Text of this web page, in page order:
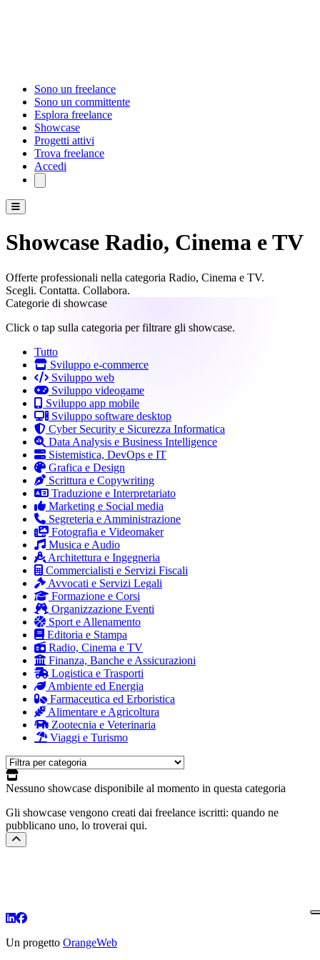
Sono un freelance
Sono un committente
Esplora freelance
Showcase
Progetti attivi
Trova freelance
Accedi
Showcase Radio, Cinema e TV
Offerte professionali nella categoria Radio, Cinema e TV.
Scegli. Contatta. Collabora.
Categorie di showcase
Click o tap sulla categoria per filtrare gli showcase.
Tutto
Sviluppo e-commerce
Sviluppo web
Sviluppo videogame
Sviluppo app mobile
Sviluppo software desktop
Cyber Security e Sicurezza Informatica
Data Analysis e Business Intelligence
Sistemistica, DevOps e IT
Grafica e Design
Scrittura e Copywriting
Traduzione e Interpretariato
Marketing e Social media
Segreteria e Amministrazione
Fotografia e Videomaker
Musica e Audio
Architettura e Ingegneria
Commercialisti e Servizi Fiscali
Avvocati e Servizi Legali
Formazione e Corsi
Organizzazione Eventi
Sport e Allenamento
Editoria e Stampa
Radio, Cinema e TV
Finanza, Banche e Assicurazioni
Logistica e Trasporti
Ambiente ed Energia
Farmaceutica ed Erboristica
Alimentare e Agricoltura
Zootecnia e Veterinaria
Viaggi e Turismo
Nessuno showcase disponibile al momento in questa categoria
Gli showcase vengono creati dai freelance iscritti: quando ne
pubblicano uno, lo troverai qui.
Un progetto OrangeWeb